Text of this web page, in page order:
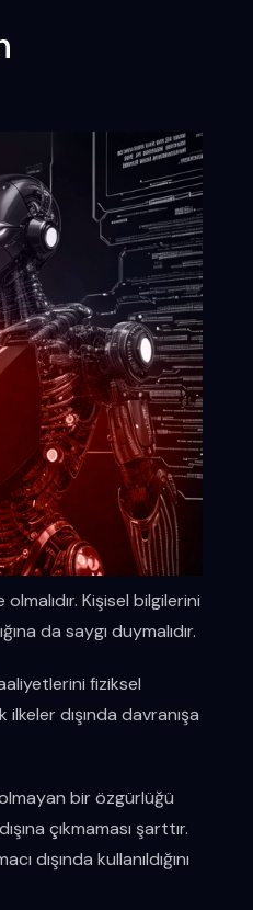
Kişisel bilgilerini
da saygı duymalıdır.
fiziksel
dışında davranışa
bir özgürlüğü
çıkmaması şarttır.
dışında kullanıldığını